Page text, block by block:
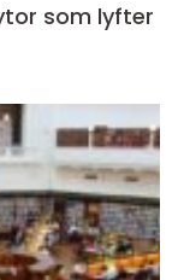
som lyfter